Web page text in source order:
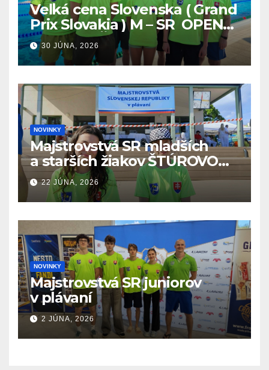
Veľká cena Slovenska ( Grand
Prix Slovakia ) M – SR OPEN
v plávaní. Šamorín 26.6. –
28.6.2026
30 JÚNA, 2026
NOVINKY
Majstrovstvá SR mladších
a starších žiakov ŠTÚROVO
19.6. – 21.6.2026
22 JÚNA, 2026
NOVINKY
Majstrovstvá SR juniorov
v plávaní
2 JÚNA, 2026